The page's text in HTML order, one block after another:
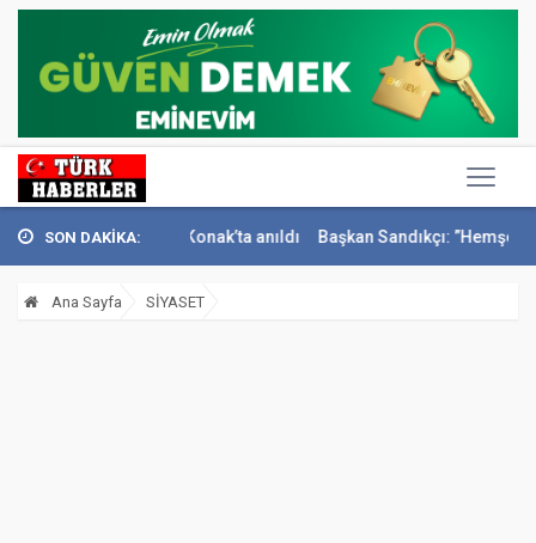
SON DAKİKA:
İsmail Sivri Konak’ta anıldı Başkan Sandıkçı:
Ana Sayfa SİYASET